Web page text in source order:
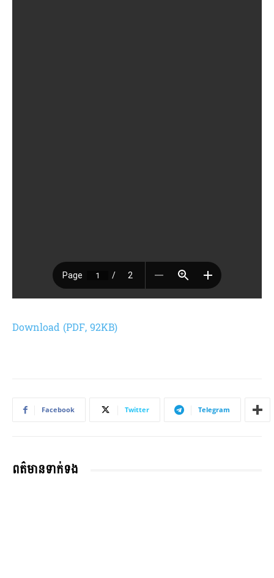
Download (PDF, 92KB)
Facebook Twitter Telegram
ពត៌មានទាក់ទង